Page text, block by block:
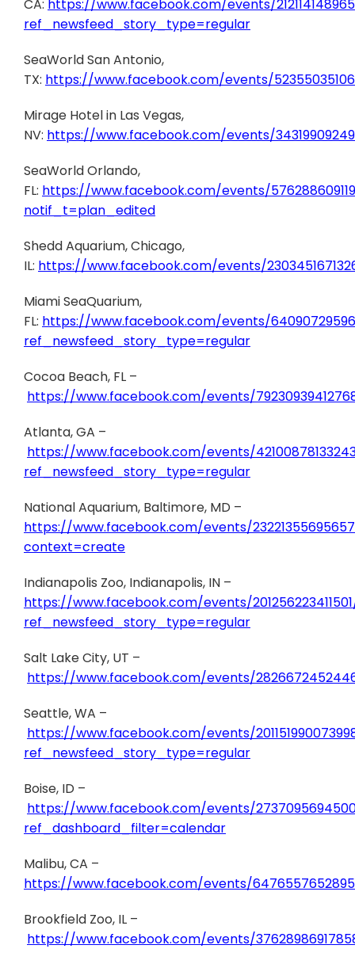
CA: https://www.facebook.com/events/
ref_newsfeed_story_type=regular
SeaWorld San Antonio,
TX: https://www.facebook.com/events/
Mirage Hotel in Las Vegas,
NV: https://www.facebook.com/events/
SeaWorld Orlando,
FL: https://www.facebook.com/events/
notif_t=plan_edited
Shedd Aquarium, Chicago,
IL: https://www.facebook.com/events/
Miami SeaQuarium,
FL: https://www.facebook.com/events/
ref_newsfeed_story_type=regular
Cocoa Beach, FL –
https://www.facebook.com/events/
Atlanta, GA –
https://www.facebook.com/events/
ref_newsfeed_story_type=regular
National Aquarium, Baltimore, MD –
https://www.facebook.com/events/
context=create
Indianapolis Zoo, Indianapolis, IN –
https://www.facebook.com/events/
ref_newsfeed_story_type=regular
Salt Lake City, UT –
https://www.facebook.com/events/
Seattle, WA –
https://www.facebook.com/events/
ref_newsfeed_story_type=regular
Boise, ID –
https://www.facebook.com/events/
ref_dashboard_filter=calendar
Malibu, CA –
https://www.facebook.com/events/
Brookfield Zoo, IL –
https://www.facebook.com/events/